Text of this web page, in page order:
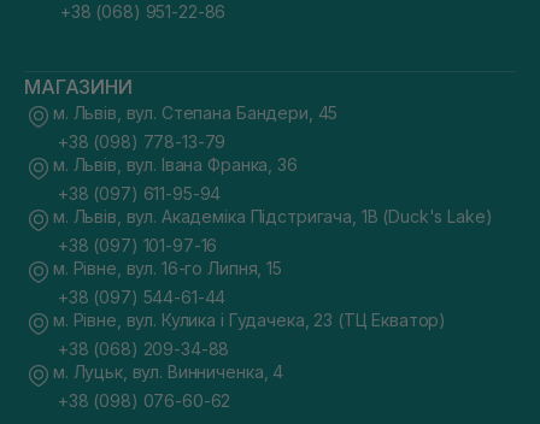
+38 (068) 951-22-86
МАГАЗИНИ
м. Львів, вул. Степана Бандери, 45
+38 (098) 778-13-79
м. Львів, вул. Івана Франка, 36
+38 (097) 611-95-94
м. Львів, вул. Академіка Підстригача, 1В (Duck's Lake)
+38 (097) 101-97-16
м. Рівне, вул. 16-го Липня, 15
+38 (097) 544-61-44
м. Рівне, вул. Кулика і Гудачека, 23 (ТЦ Екватор)
+38 (068) 209-34-88
м. Луцьк, вул. Винниченка, 4
+38 (098) 076-60-62